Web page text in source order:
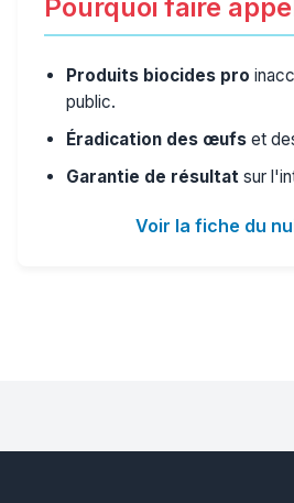
Pourquoi faire
Produits biocides pro
public.
Éradication des œufs et
Garantie de résultat sur
Voir la fiche du